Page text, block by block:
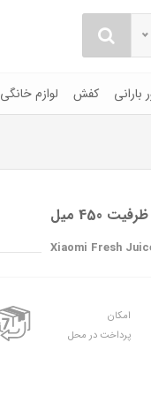
کفش لوازم خانگی
Xiaomi Fresh
امکان
پرداخت در محل